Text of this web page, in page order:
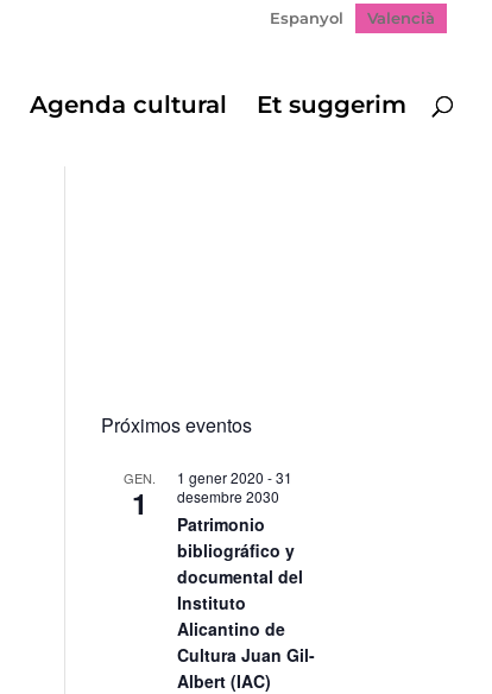
Espanyol Valencià
Agenda cultural Et suggerim
Próximos eventos
GEN.
1
1 gener 2020 -31
desembre 2030
Patrimonio
bibliográfico y
documental del
Instituto
Alicantino de
Cultura Juan Gil-
Albert (IAC)